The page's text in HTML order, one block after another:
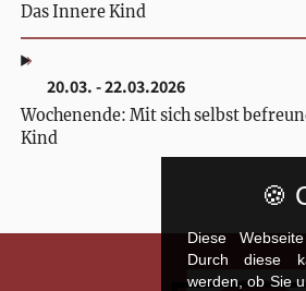
Das Innere Kind
20.03. - 22.03.2026
Wochenende: Mit sich selbst
Kind
🍪
Diese
Durch diese
werden, ob Sie